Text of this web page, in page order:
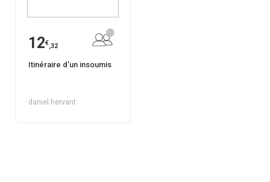
12€,32
Itinéraire d'un insoumis
daniel hervant